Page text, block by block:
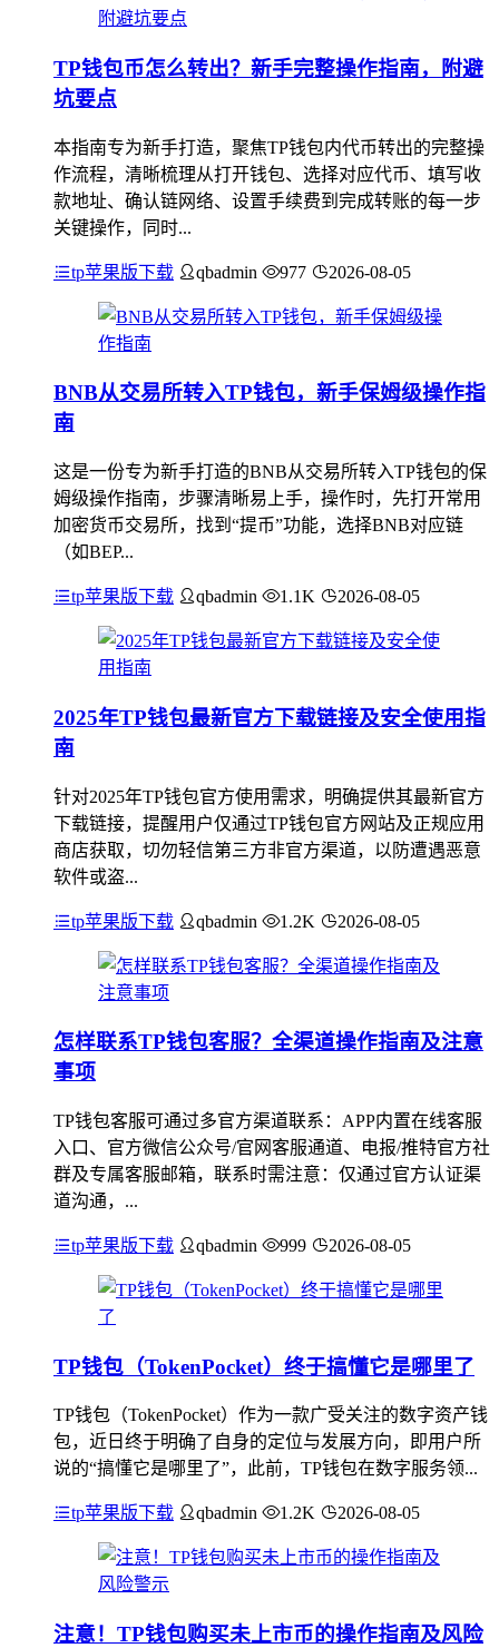
TP钱包币怎么转出？新手完整操作指南，附避
坑要点
本指南专为新手打造，聚焦TP钱包内代币转出的完整操
作流程，清晰梳理从打开钱包、选择对应代币、填写收
款地址、确认链网络、设置手续费到完成转账的每一步
关键操作，同时...
tp苹果版下载 qbadmin 977 2026-08-05
BNB从交易所转入TP钱包，新手保姆级操作指
南
这是一份专为新手打造的BNB从交易所转入TP钱包的保
姆级操作指南，步骤清晰易上手，操作时，先打开常用
加密货币交易所，找到“提币”功能，选择BNB对应链
（如BEP...
tp苹果版下载 qbadmin 1.1K 2026-08-05
2025年TP钱包最新官方下载链接及安全使用指
南
针对2025年TP钱包官方使用需求，明确提供其最新官方
下载链接，提醒用户仅通过TP钱包官方网站及正规应用
商店获取，切勿轻信第三方非官方渠道，以防遭遇恶意
软件或盗...
tp苹果版下载 qbadmin 1.2K 2026-08-05
怎样联系TP钱包客服？全渠道操作指南及注意
事项
TP钱包客服可通过多官方渠道联系：APP内置在线客服
入口、官方微信公众号/官网客服通道、电报/推特官方社
群及专属客服邮箱，联系时需注意：仅通过官方认证渠
道沟通，...
tp苹果版下载 qbadmin 999 2026-08-05
TP钱包（TokenPocket）终于搞懂它是哪里了
TP钱包（TokenPocket）作为一款广受关注的数字资产钱
包，近日终于明确了自身的定位与发展方向，即用户所
说的“搞懂它是哪里了”，此前，TP钱包在数字服务领...
tp苹果版下载 qbadmin 1.2K 2026-08-05
注意！TP钱包购买未上市币的操作指南及风险